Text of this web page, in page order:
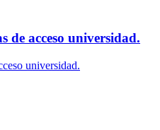
de acceso universidad.